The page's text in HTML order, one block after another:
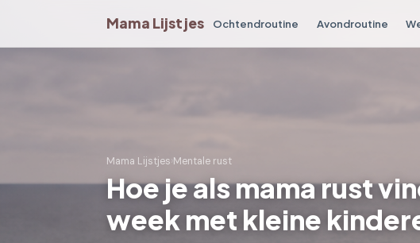
Mama Lijstjes Ochtendroutine Avondroutine
Mama Lijstjes Mentale rust
Hoe je als mama rust
week met kleine